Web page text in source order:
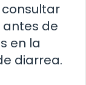
antes de
en la
diarrea.